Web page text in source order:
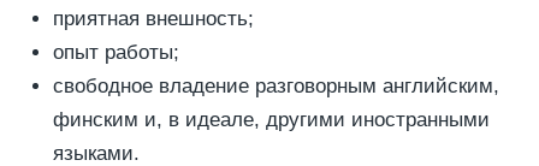
приятная внешность;
опыт работы;
свободное владение разговорным английским,
финским и, в идеале, другими иностранными
языками.